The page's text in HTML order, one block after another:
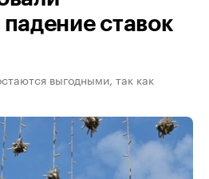
ставок
выгодными, так как